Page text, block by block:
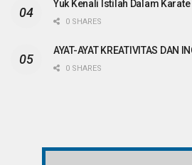
Yuk Kenali Istilah Dalam Karate
0 SHARES
AYAT-AYAT KREATIVITAS DAN
0 SHARES